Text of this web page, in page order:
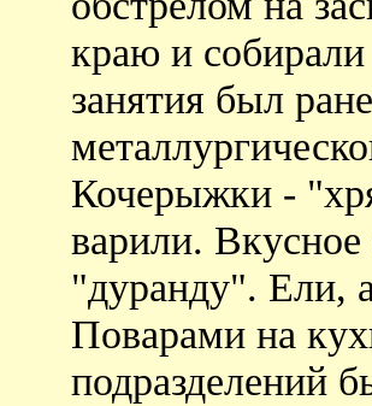
краю и
занятия был
Кочерыжки -
варили.
"дуранду". Ели,
Поварами на
подразделений